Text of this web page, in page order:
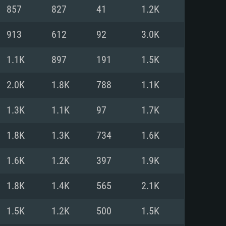
mais
com DirectX 11 ou superior;
ou superior, Radeon RX 570
i7 (Intel Xeon não suportado)
Vega II ou superior com
banda larga.
de 6 meses) / equivalentes
com os drivers mais
857 827 41 1.2K
913 612 92 3.0K
1.1K 897 191 1.5K
2.0K 1.8K 788 1.1K
1.3K 1.1K 97 1.7K
1.8K 1.3K 734 1.6K
1.6K 1.2K 397 1.9K
1.8K 1.4K 565 2.1K
1.5K 1.2K 500 1.5K